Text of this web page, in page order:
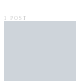
1 POST